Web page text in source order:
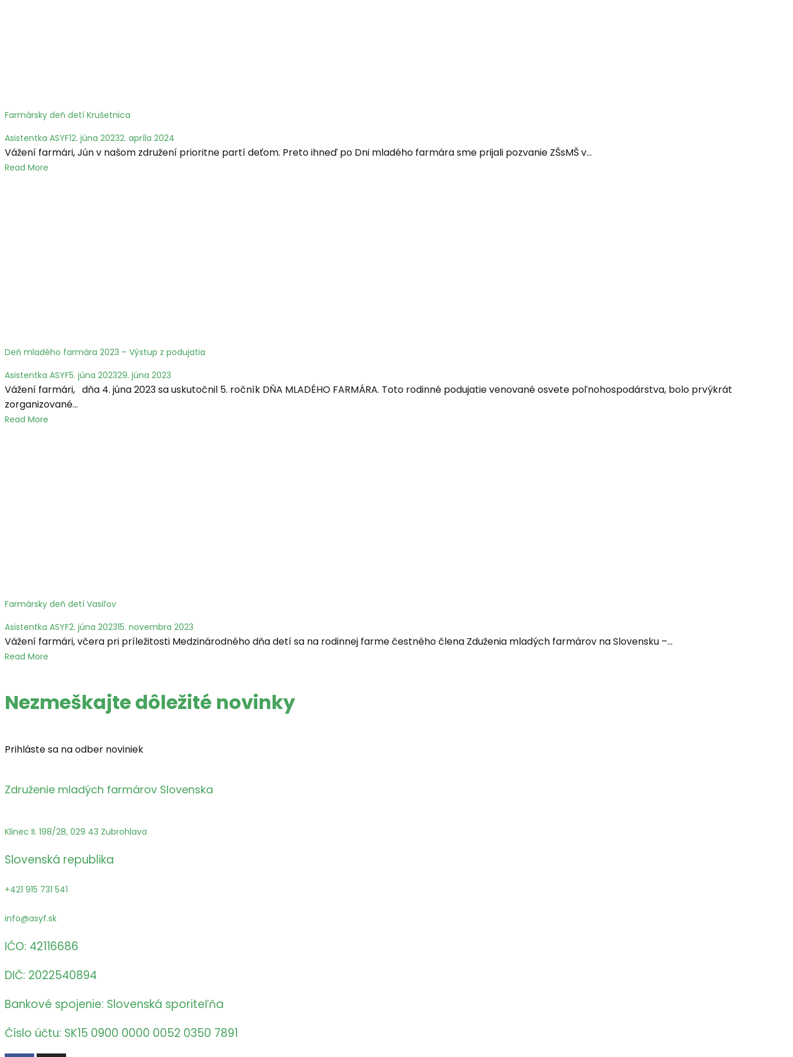
Farmársky deň detí Krušetnica
Asistentka ASYF12. júna 20232. apríla 2024
Vážení farmári, Jún v našom združení prioritne partí deťom. Preto ihneď po Dni mladého farmára sme prijali pozvanie ZŠsMŠ v...
Read More
Deň mladého farmára 2023 – Výstup z podujatia
Asistentka ASYF5. júna 202329. júna 2023
Vážení farmári, dňa 4. júna 2023 sa uskutočnil 5. ročník DŇA MLADÉHO FARMÁRA. Toto rodinné podujatie venované osvete poľnohospodárstva, bolo prvýkrát
zorganizované...
Read More
Farmársky deň detí Vasiľov
Asistentka ASYF2. júna 202315. novembra 2023
Vážení farmári, včera pri príležitosti Medzinárodného dňa detí sa na rodinnej farme čestného člena Zduženia mladých farmárov na Slovensku –...
Read More
Nezmeškajtedôležité novinky
Prihláste sa na odber noviniek
Združenie mladých farmárov Slovenska
Klinec II. 198/28, 029 43 Zubrohlava
Slovenská republika
+421 915 731 541
info@asyf.sk
IČO: 42116686
DIČ: 2022540894
Bankové spojenie: Slovenská sporiteľňa
Číslo účtu: SK15 0900 0000 0052 0350 7891